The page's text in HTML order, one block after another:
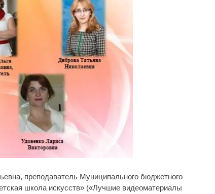
преподаватель Муниципального бюджетного
школа искусств» («Лучшие видеоматериалы